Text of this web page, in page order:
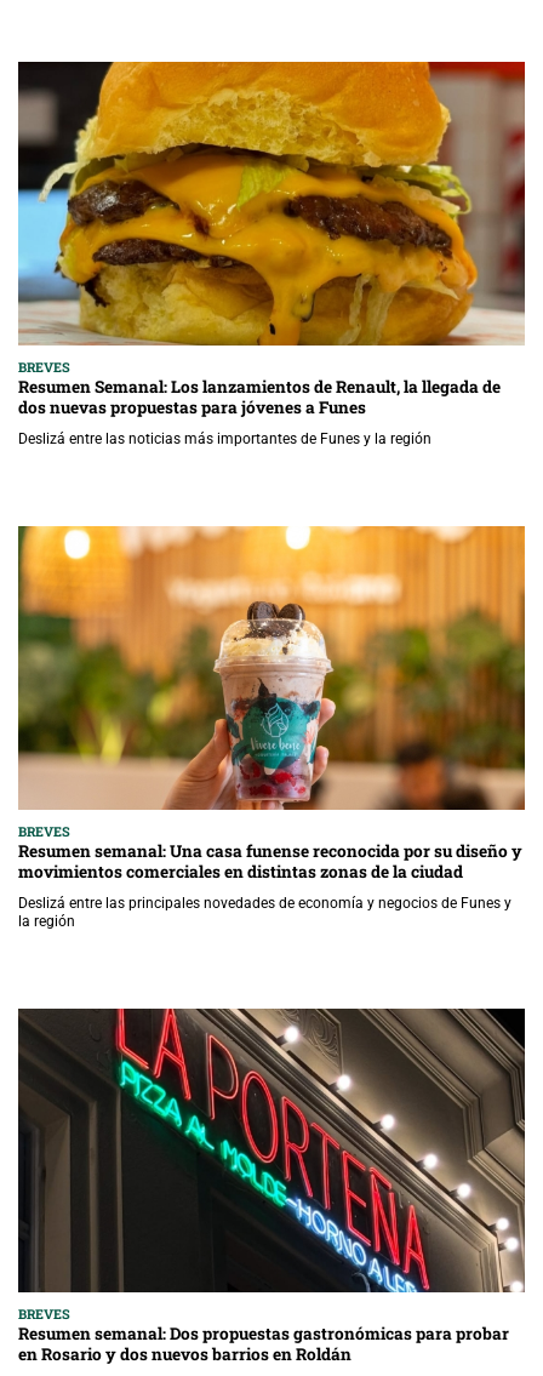
BREVES
Resumen Semanal: Los lanzamientos de Renault, la llegada de
dos nuevas propuestas para jóvenes a Funes
Deslizá entre las noticias más importantes de Funes y la región
BREVES
Resumen semanal: Una casa funense reconocida por su diseño y
movimientos comerciales en distintas zonas de la ciudad
Deslizá entre las principales novedades de economía y negocios de Funes y
la región
BREVES
Resumen semanal: Dos propuestas gastronómicas para probar
en Rosario y dos nuevos barrios en Roldán